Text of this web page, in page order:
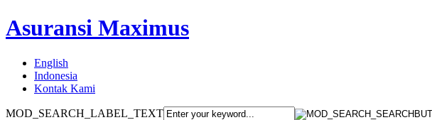
Asuransi Maximus
English
Indonesia
Kontak Kami
MOD_SEARCH_LABEL_TEXT